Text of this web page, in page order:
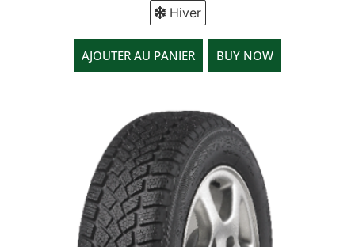
Hiver
AJOUTER AU PANIER BUY NOW